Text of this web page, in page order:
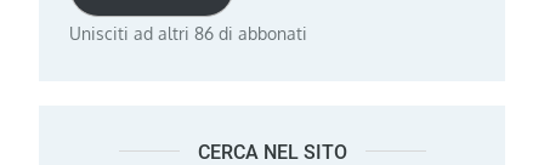
Unisciti ad altri 86 di abbonati
CERCA NEL SITO